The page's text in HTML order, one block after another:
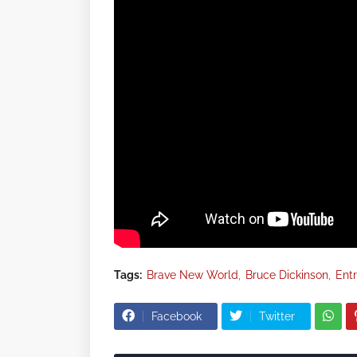
Tags: Brave New World Bruce Dickinson
Facebook Twitter